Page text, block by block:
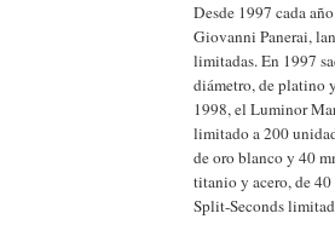
Desde 1997 cada
Giovanni Panerai,
limitadas. En 1997
diámetro, de platino
1998, el Luminor
limitado a 200
de oro blanco y 40
titanio y acero, de
Split-Seconds